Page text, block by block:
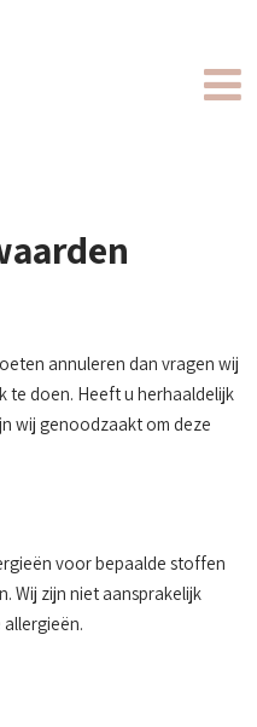
annuleren dan vragen wij
te doen. Heeft u herhaaldelijk
wij genoodzaakt om deze
voor bepaalde stoffen
Wij zijn niet aansprakelijk